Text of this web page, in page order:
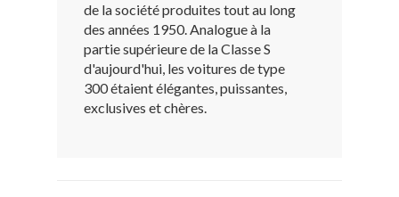
BONJOURLAVIEILLE ?
MODÈLES ET MARQUES
de la société produites tout au long
des années 1950. Analogue à la
partie supérieure de la Classe S
d'aujourd'hui, les voitures de type
300 étaient élégantes, puissantes,
exclusives et chères.